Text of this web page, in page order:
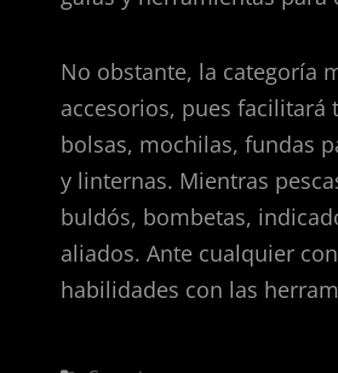
No obstante, la categoría
accesorios, pues facilitará
bolsas, mochilas, fundas
y linternas. Mientras
buldós, bombetas,
aliados. Ante cualquier
habilidades con las